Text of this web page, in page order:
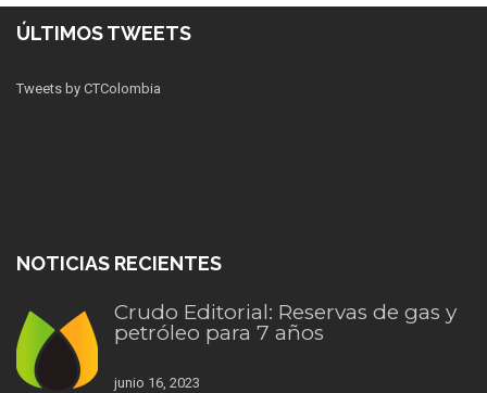
ÚLTIMOS TWEETS
Tweets by CTColombia
NOTICIAS RECIENTES
Crudo Editorial: Reservas de gas y
petróleo para 7 años
junio 16, 2023